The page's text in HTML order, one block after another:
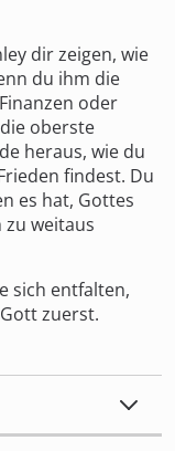
dir zeigen, wie
du ihm die
oder
oberste
heraus, wie du
findest. Du
es hat, Gottes
zu weitaus
sich entfalten,
zuerst.